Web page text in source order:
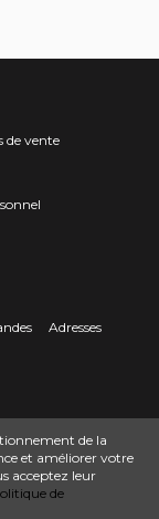
de vente
Adresses
0624436257
de la
et améliorer votre
acceptez leur
de